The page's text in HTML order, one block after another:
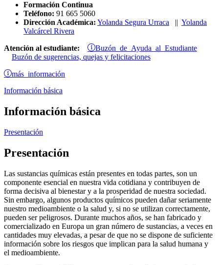
Formación Continua
Teléfono: 91 665 5060
Dirección Académica: Yolanda Segura Urraca || Yolanda
Valcárcel Rivera
Atención al estudiante: Buzón de Ayuda al Estudiante
Buzón de sugerencias, quejas y felicitaciones
más información
Información básica
Información básica
Presentación
Presentación
Las sustancias químicas están presentes en todas partes, son un
componente esencial en nuestra vida cotidiana y contribuyen de
forma decisiva al bienestar y a la prosperidad de nuestra sociedad.
Sin embargo, algunos productos químicos pueden dañar seriamente
nuestro medioambiente o la salud y, si no se utilizan correctamente,
pueden ser peligrosos. Durante muchos años, se han fabricado y
comercializado en Europa un gran número de sustancias, a veces en
cantidades muy elevadas, a pesar de que no se dispone de suficiente
información sobre los riesgos que implican para la salud humana y
el medioambiente.